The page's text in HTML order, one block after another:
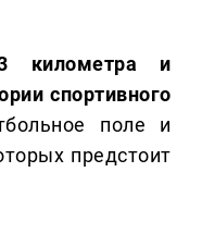
километра и
спортивного
поле и
предстоит